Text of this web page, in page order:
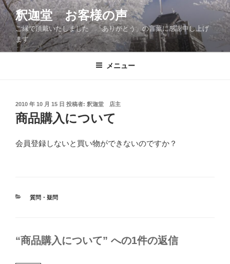
コ
ン
テ
ン
ツ
釈迦堂 お客様の声
ご縁で頂戴いたしました 「ありがとう」の言葉に感謝申し上げ
ます
メニュー
投
稿
日:
2010 年 10 月 15 日 投稿者: 釈迦堂 店主
商品購入について
会員登録しないと買い物ができないのですか？
カ
質問・疑問
“商品購入について” への1件の返信